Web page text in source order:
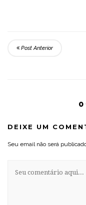
Post Anterior
0
DEIXE UM
Seu email não será